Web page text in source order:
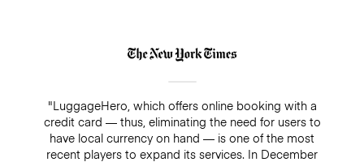
"LuggageHero, which offers online booking with a
credit card — thus, eliminating the need for users to
have local currency on hand — is one of the most
recent players to expand its services. In December